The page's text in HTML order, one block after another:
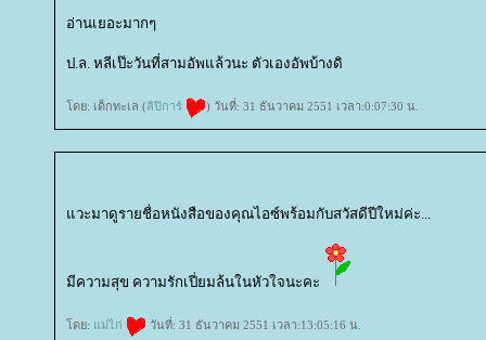
อ่านเยอะมากๆ
ป.ล. หลีเป๊ะวันที่สามอัพแล้วนะ ตัวเองอัพบ้างดิ
ดย: เด็กทะเล (ลิปิการ์ ) วันที่: 31 ธันวาคม 2551 เวลา:0:07:30 น.
วะมาดูรายชื่อหนังสือของคุณไอซ์พร้อมกับสวัสดีปีใหม่ค่ะ...
มีความสุข ความรักเปี่ยมล้นในหัวใจนะคะ
ดย: ม่ไก่ วันที่: 31 ธันวาคม 2551 เวลา:13:05:16 น.